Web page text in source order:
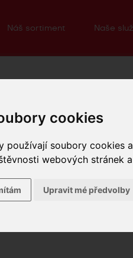
cookies
používají soubory cookies
webových stránek
Upravit mé předvolby
Náš sortiment Naše